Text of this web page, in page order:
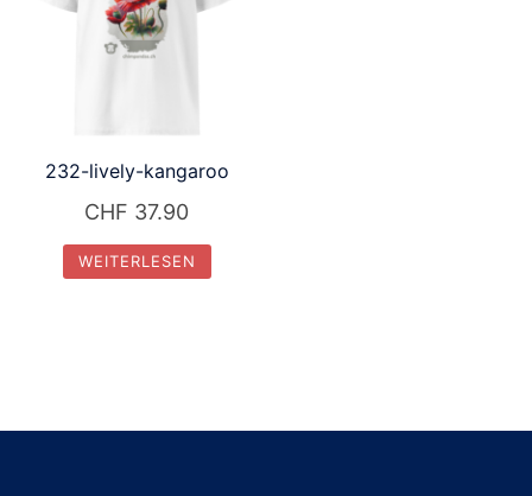
232-lively-kangaroo
CHF 37.90
WEITERLESEN